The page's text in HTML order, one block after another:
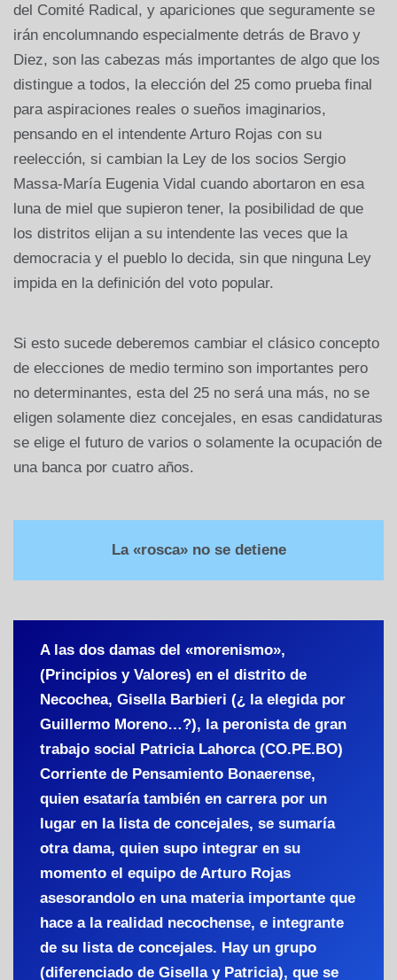
del Comité Radical, y apariciones que seguramente se
irán encolumnando especialmente detrás de Bravo y
Diez, son las cabezas más importantes de algo que los
distingue a todos, la elección del 25 como prueba final
para aspiraciones reales o sueños imaginarios,
pensando en el intendente Arturo Rojas con su
reelección, si cambian la Ley de los socios Sergio
Massa-María Eugenia Vidal cuando abortaron en esa
luna de miel que supieron tener, la posibilidad de que
los distritos elijan a su intendente las veces que la
democracia y el pueblo lo decida, sin que ninguna Ley
impida en la definición del voto popular.
Si esto sucede deberemos cambiar el clásico concepto
de elecciones de medio termino son importantes pero
no determinantes, esta del 25 no será una más, no se
eligen solamente diez concejales, en esas candidaturas
se elige el futuro de varios o solamente la ocupación de
una banca por cuatro años.
La «rosca» no se detiene
A las dos damas del «morenismo»,
(Principios y Valores) en el distrito de
Necochea, Gisella Barbieri (¿ la elegida por
Guillermo Moreno…?), la peronista de gran
trabajo social Patricia Lahorca (CO.PE.BO)
Corriente de Pensamiento Bonaerense,
quien esataría también en carrera por un
lugar en la lista de concejales, se sumaría
otra dama, quien supo integrar en su
momento el equipo de Arturo Rojas
asesorandolo en una materia importante que
hace a la realidad necochense, e integrante
de su lista de concejales. Hay un grupo
(diferenciado de Gisella y Patricia), que se